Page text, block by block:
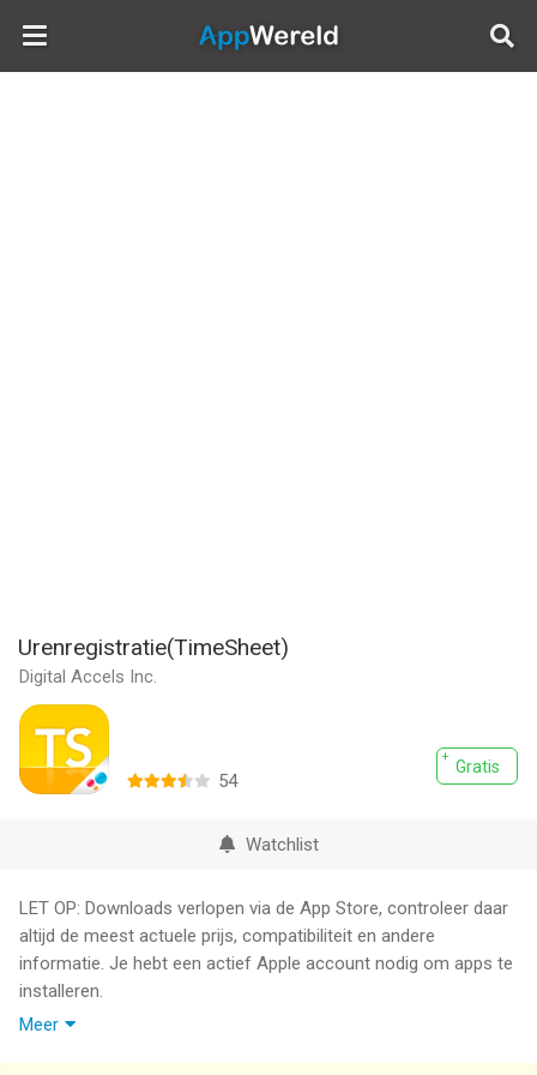
AppWereld
Urenregistratie(TimeSheet)
Digital Accels Inc.
Gratis
54
Watchlist
LET OP: Downloads verlopen via de App Store, controleer daar
altijd de meest actuele prijs, compatibiliteit en andere
informatie. Je hebt een actief Apple account nodig om apps te
installeren.
Meer